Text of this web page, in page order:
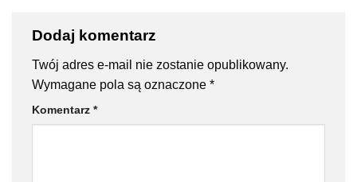
Dodaj komentarz
Twój adres e-mail nie zostanie opublikowany.
Wymagane pola są oznaczone *
Komentarz *